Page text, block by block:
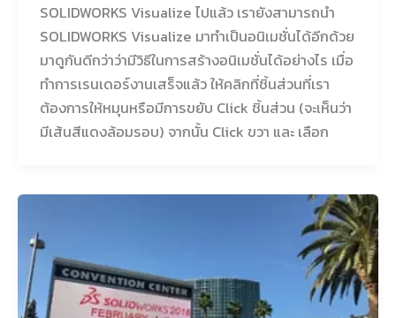
SOLIDWORKS Visualize ไปแล้ว เรายังสามารถนำ
SOLIDWORKS Visualize มาทำเป็นอนิเมชั่นได้อีกด้วย
มาดูกันดีกว่าว่ามีวิธีในการสร้างอนิเมชั่นได้อย่างไร เมื่อ
ทำการเรนเดอร์งานเสร็จแล้ว ให้คลิกที่ชิ้นส่วนที่เรา
ต้องการให้หมุนหรือมีการขยับ Click ชิ้นส่วน (จะเห็นว่า
มีเส้นสีแดงล้อมรอบ) จากนั้น Click ขวา และ เลือก